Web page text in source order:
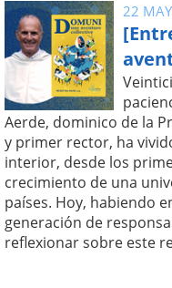
22
Aerde, dominico de la
y primer rector, ha
interior, desde los
crecimiento de una
países. Hoy, habiendo
generación de
reflexionar sobre este